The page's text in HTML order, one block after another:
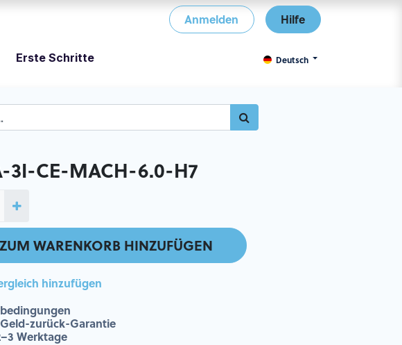
Anmelden Hilfe
Erste Schritte Deutsch
3I-CE-MACH-6.0-H7
ZUM WARENKORB HINZUFÜGEN
hinzufügen
zurück-Garantie
Werktage